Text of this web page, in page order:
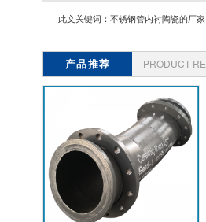
此文关键词： 不锈钢管内衬陶瓷的厂家
产品推荐 PRODUCT